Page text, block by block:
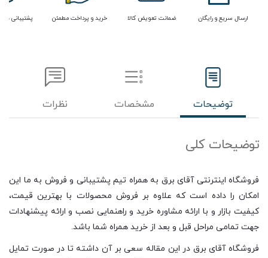
ارسال سریع و رایگان ضمانت تعویض کالا خرید و پرداخت مطمئن پشتیبانی
توضیحات مشخصات نظرات
توضیحات کلی
فروشگاه اینترنتی آقای برق به همراه تیم پشتیبانی و فروش به ما این
امکان را داده است که علاوه بر فروش محصولات با بهترین قیمت،
کیفیت بازار و با ارائه مشاوره خرید و راهنمایی نصب و ارائه پیشنهادات
جهت تمامی مراحل قبل و بعد از خرید همراه شما باشد.
فروشگاه آقای برق در این مقاله سعی بر آن داشته تا در صورت تمایل